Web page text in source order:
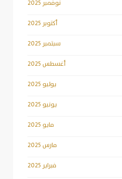
نوفمبر 2025
أكتوبر 2025
سبتمبر 2025
أغسطس 2025
يوليو 2025
يونيو 2025
مايو 2025
مارس 2025
فبراير 2025